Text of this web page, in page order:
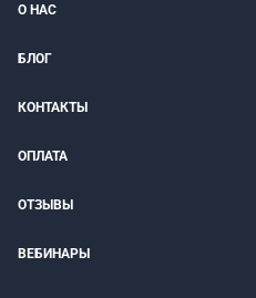
О НАС
БЛОГ
КОНТАКТЫ
ОПЛАТА
ОТЗЫВЫ
ВЕБИНАРЫ